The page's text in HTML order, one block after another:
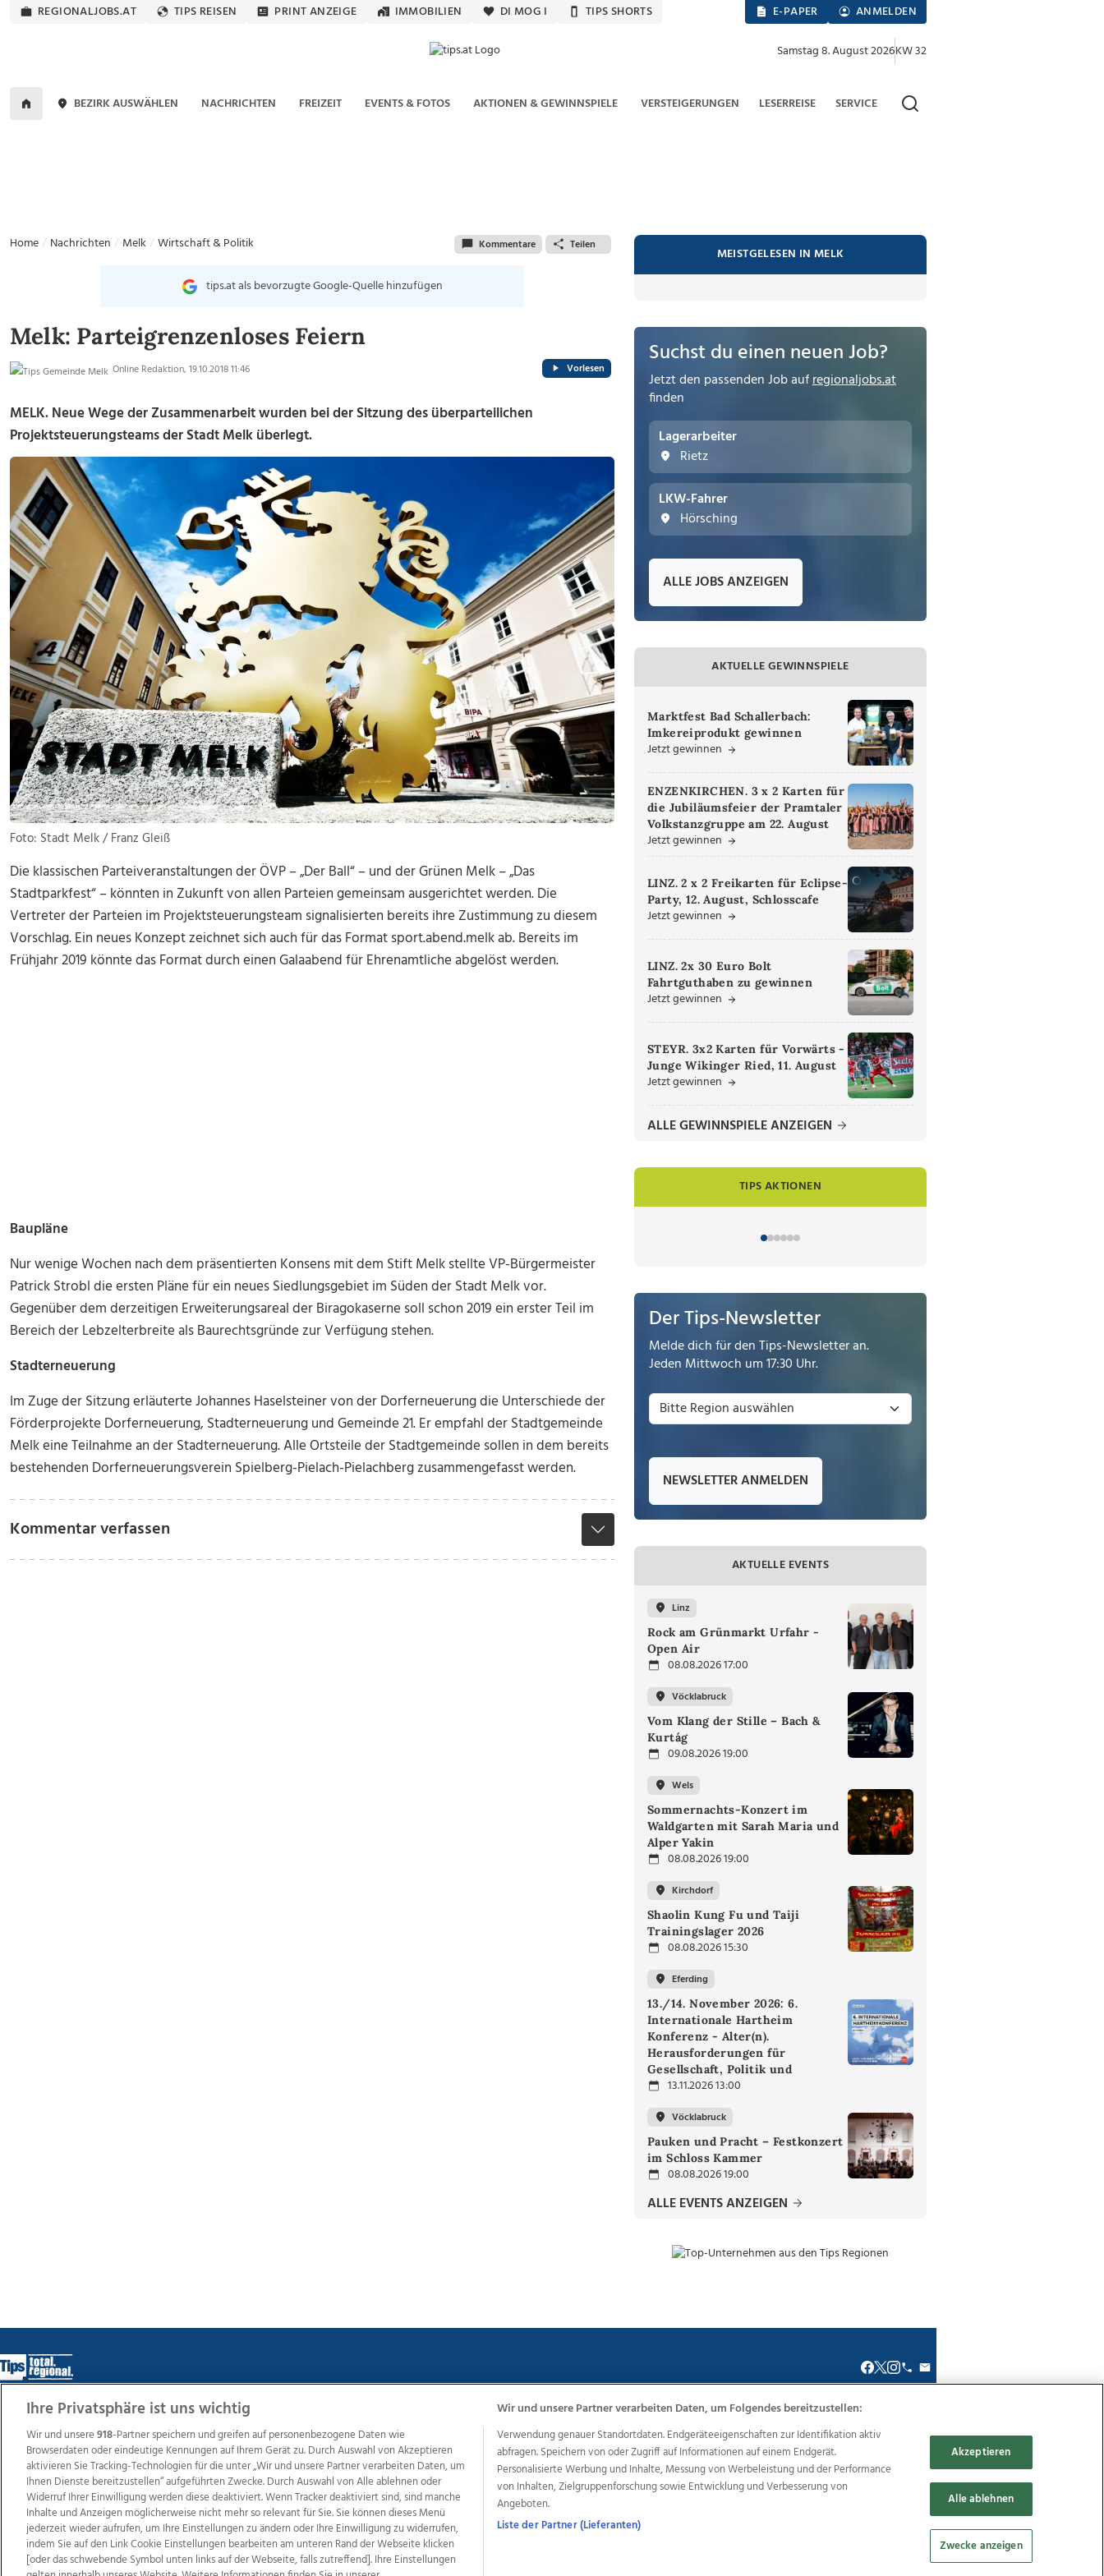
REGIONALJOBS.AT TIPS REISEN PRINT ANZEIGE IMMOBILIEN DI MOG I TIPS SHORTS E-PAPER ANMELDEN
Samstag 8. August 2026KW 32
BEZIRK AUSWÄHLEN NACHRICHTEN FREIZEIT EVENTS & FOTOS AKTIONEN & GEWINNSPIELE VERSTEIGERUNGEN LESERREISE SERVICE
Home Nachrichten Melk Wirtschaft & Politik Kommentare Teilen
tips.at als bevorzugte Google-Quelle hinzufügen
Melk: Parteigrenzenloses Feiern
Online Redaktion, 19.10.2018 11:46 Vorlesen
MELK. Neue Wege der Zusammenarbeit wurden bei der Sitzung des überparteilichen
Projektsteuerungsteams der Stadt Melk überlegt.
Foto: Stadt Melk / Franz Gleiß
Die klassischen Parteiveranstaltungen der ÖVP – „Der Ball“ – und der Grünen Melk – „Das
Stadtparkfest“ – könnten in Zukunft von allen Parteien gemeinsam ausgerichtet werden. Die
Vertreter der Parteien im Projektsteuerungsteam signalisierten bereits ihre Zustimmung zu diesem
Vorschlag. Ein neues Konzept zeichnet sich auch für das Format sport.abend.melk ab. Bereits im
Frühjahr 2019 könnte das Format durch einen Galaabend für Ehrenamtliche abgelöst werden.
Baupläne
Nur wenige Wochen nach dem präsentierten Konsens mit dem Stift Melk stellte VP-Bürgermeister
Patrick Strobl die ersten Pläne für ein neues Siedlungsgebiet im Süden der Stadt Melk vor.
Gegenüber dem derzeitigen Erweiterungsareal der Biragokaserne soll schon 2019 ein erster Teil im
Bereich der Lebzelterbreite als Baurechtsgründe zur Verfügung stehen.
Stadterneuerung
Im Zuge der Sitzung erläuterte Johannes Haselsteiner von der Dorferneuerung die Unterschiede der
Förderprojekte Dorferneuerung, Stadterneuerung und Gemeinde 21. Er empfahl der Stadtgemeinde
Melk eine Teilnahme an der Stadterneuerung. Alle Ortsteile der Stadtgemeinde sollen in dem bereits
bestehenden Dorferneuerungsverein Spielberg-Pielach-Pielachberg zusammengefasst werden.
Kommentar verfassen
MEISTGELESEN IN MELK
Suchst du einen neuen Job?
Jetzt den passenden Job aufregionaljobs.at
finden
Lagerarbeiter
Rietz
LKW-Fahrer
Hörsching
ALLE JOBS ANZEIGEN
AKTUELLE GEWINNSPIELE
Marktfest Bad Schallerbach:
Imkereiprodukt gewinnen
Jetzt gewinnen
ENZENKIRCHEN. 3 x 2 Karten für
die Jubiläumsfeier der Pramtaler
Volkstanzgruppe am 22. August
Jetzt gewinnen
LINZ. 2 x 2 Freikarten für Eclipse-
Party, 12. August, Schlosscafe
Jetzt gewinnen
LINZ. 2x 30 Euro Bolt
Fahrtguthaben zu gewinnen
Jetzt gewinnen
STEYR. 3x2 Karten für Vorwärts -
Junge Wikinger Ried, 11. August
Jetzt gewinnen
ALLE GEWINNSPIELE ANZEIGEN
TIPS AKTIONEN
Der Tips-Newsletter
Melde dich für den Tips-Newsletter an.
Jeden Mittwoch um 17:30 Uhr.
NEWSLETTER ANMELDEN
AKTUELLE EVENTS
Linz
Rock am Grünmarkt Urfahr -
Open Air
08.08.2026 17:00
Vöcklabruck
Vom Klang der Stille – Bach &
Kurtág
09.08.2026 19:00
Wels
Sommernachts-Konzert im
Waldgarten mit Sarah Maria und
Alper Yakin
08.08.2026 19:00
Kirchdorf
Shaolin Kung Fu und Taiji
Trainingslager 2026
08.08.2026 15:30
Eferding
13./14. November 2026: 6.
Internationale Hartheim
Konferenz - Alter(n).
Herausforderungen für
Gesellschaft, Politik und
13.11.2026 13:00
Vöcklabruck
Pauken und Pracht – Festkonzert
im Schloss Kammer
08.08.2026 19:00
ALLE EVENTS ANZEIGEN
Wir über uns Mediadaten Kontakt Jobs Datenschutz AGB Anzeigekunden AGB Website Ehrenkodex Politische Werbung
Weitere Angebote des Medienhauses Wimmer
TV1 di-mog-i.at OÖNow Ischler Woche Life Radio OÖNachrichten OÖN Immobilien OÖN Karriere
Regionaljobs
wasistlos.at
Ihre Privatsphäre ist uns wichtig
Wir und unsere918-Partner speichern und greifen auf personenbezogene Daten wie
Browserdaten oder eindeutige Kennungen auf Ihrem Gerät zu. Durch Auswahl von Akzeptieren
aktivieren Sie Tracking-Technologien für die unter „Wir und unsere Partner verarbeiten Daten, um
Ihnen Dienste bereitzustellen“ aufgeführten Zwecke. Durch Auswahl von Alle ablehnen oder
Widerruf Ihrer Einwilligung werden diese deaktiviert. Wenn Tracker deaktiviert sind, sind manche
Inhalte und Anzeigen möglicherweise nicht mehr so relevant für Sie. Sie können dieses Menü
jederzeit wieder aufrufen, um Ihre Einstellungen zu ändern oder Ihre Einwilligung zu widerrufen,
indem Sie auf den Link Cookie Einstellungen bearbeiten am unteren Rand der Webseite klicken
[oder das schwebende Symbol unten links auf der Webseite, falls zutreffend]. Ihre Einstellungen
Wir und unsere Partner verarbeiten Daten, um Folgendes bereitzustellen:
Verwendung genauer Standortdaten. Endgeräteeigenschaften zur Identifikation aktiv
abfragen. Speichern von oder Zugriff auf Informationen auf einem Endgerät.
Personalisierte Werbung und Inhalte, Messung von Werbeleistung und der Performance
von Inhalten, Zielgruppenforschung sowie Entwicklung und Verbesserung von
Angeboten.
Liste der Partner (Lieferanten)
Akzeptieren
Alle ablehnen
Zwecke anzeigen